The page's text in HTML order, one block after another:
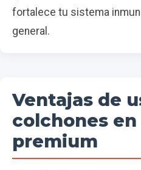
fortalece tu sistema
general.
Ventajas de
colchones
premium